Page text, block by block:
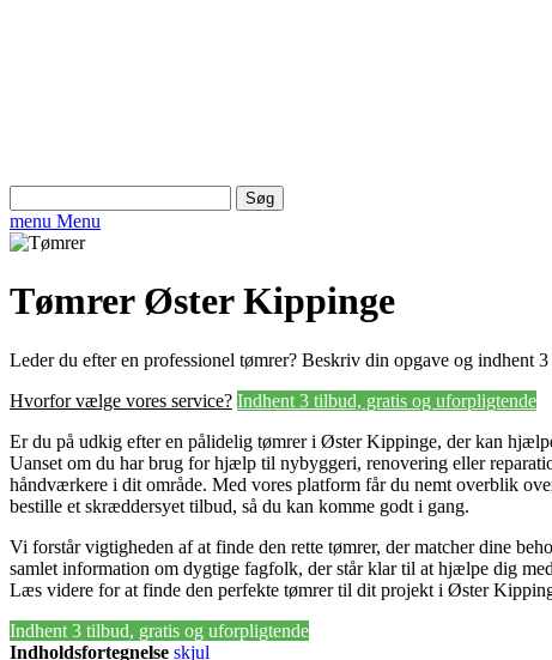
efter:
menu Menu
Tømrer Øster Kippinge
Leder du efter en professionel tømrer? Beskriv din opgave og
Hvorfor vælge vores service? Indhent 3 tilbud, gratis og uforpligtende
Er du på udkig efter en pålidelig tømrer i Øster Kippinge, der kan
Uanset om du har brug for hjælp til nybyggeri, renovering eller
håndværkere i dit område. Med vores platform får du nemt overblik
bestille et skræddersyet tilbud, så du kan komme godt i gang.
Vi forstår vigtigheden af at finde den rette tømrer, der matcher dine
samlet information om dygtige fagfolk, der står klar til at hjælpe dig
Læs videre for at finde den perfekte tømrer til dit projekt i Øster
Indhent 3 tilbud, gratis og uforpligtende
Indholdsfortegnelse skjul